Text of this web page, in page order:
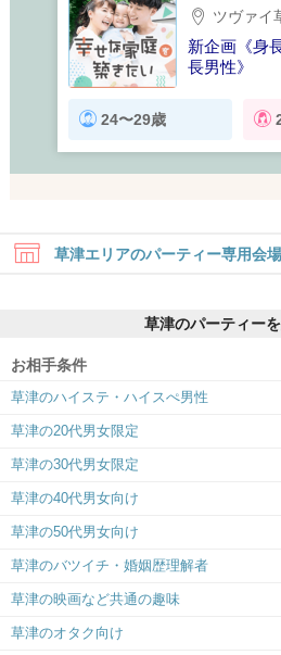
ツヴァイ
新企画《身
長男性》
24〜29歳
草津エリアのパーティー専用会場
JR南草津駅より徒歩1分！全席個室のパ
ーティー専用会場♪
草津のパーティー
お相手条件
草津のハイステ・ハイスぺ男性
草津の20代男女限定
草津の30代男女限定
草津の40代男女向け
草津の50代男女向け
草津のバツイチ・婚姻歴理解者
草津の映画など共通の趣味
草津のオタク向け